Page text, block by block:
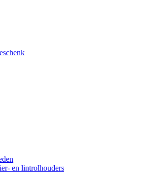
en lintrolhouders